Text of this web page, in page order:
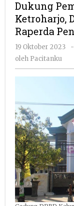
Dukung
Ketroharjo,
Raperda
19 Oktober 2023 -
oleh Pacitanku